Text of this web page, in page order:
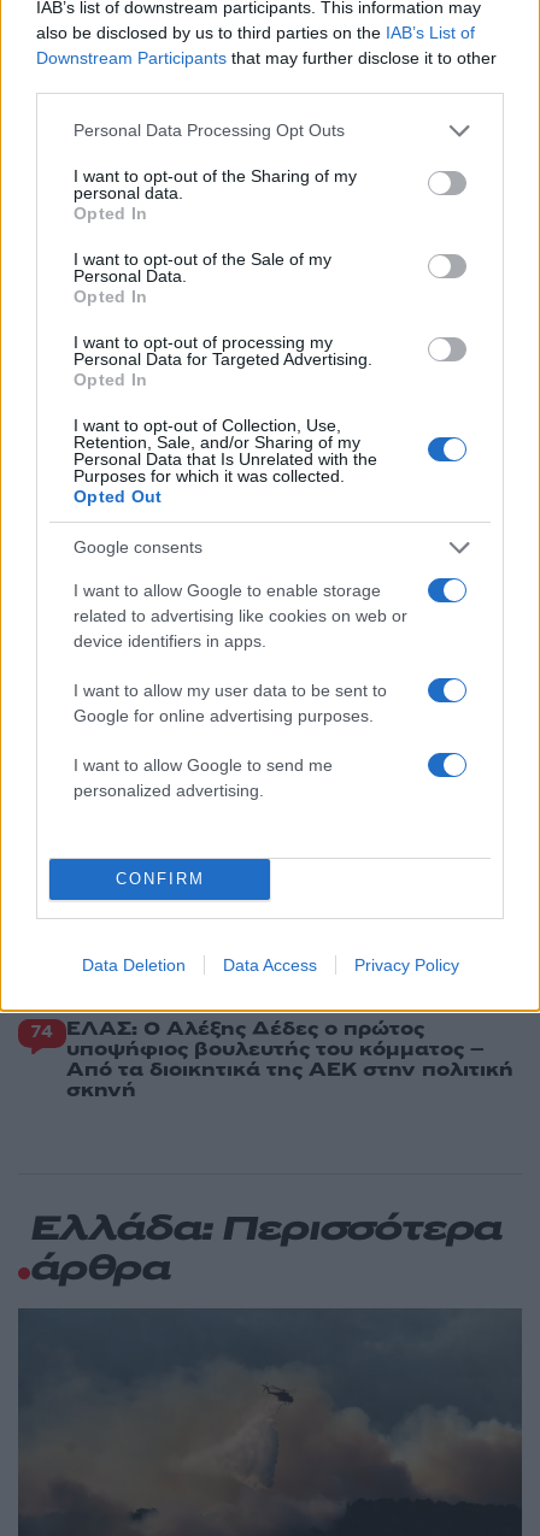
IAB’s list of downstream participants. This information may
also be disclosed by us to third parties on the IAB’s List of
Downstream Participants that may further disclose it to other
Please note that this website/app uses one or more Google
not limited to your visit or usage behaviour. You may click to
grant or deny consent to Google and its third-party tags to
use your data for below specified purposes in below Google
consent section.
Personal Data Processing Opt Outs
I want to opt-out of the Sharing of my
personal data.
Opted In
I want to opt-out of the Sale of my
Personal Data.
Opted In
I want to opt-out of processing my
Personal Data for Targeted Advertising.
Opted In
I want to opt-out of Collection, Use,
Retention, Sale, and/or Sharing of my
Personal Data that Is Unrelated with the
Purposes for which it was collected.
Opted Out
Google consents
I want to allow Google to enable storage
related to advertising like cookies on web or
device identifiers in apps.
I want to allow my user data to be sent to
Google for online advertising purposes.
I want to allow Google to send me
personalized advertising.
CONFIRM
Data Deletion Data Access Privacy Policy
Πιο δημοφιλή
Κωνσταντίνος Αργυρός και Αλεξάνδρα
Νίκα κάνουν διακοπές με πολυτελές γιοτ
με τα δύο παιδιά τους
Ελίζαμπεθ Ελέτσι και Νεκτάριος Λεμονίδης
πήγαν στον Άγιο Νεκτάριο Βούλας για να
πάρουν την ευχή για τον γιο τους
Ηφαίστειο Σαντορίνης: Ένας 15χρονος που
δεν πρόλαβε να ξεφύγει από το τσουνάμι
προϊστορικής έκρηξης
Παρκαδόρος στο Ελαφονήσι συνελήφθη
αστυνομικοί που προσποιήθηκαν τους
τουρίστες
«Φιάσκο» στη Μαδέιρα με το γάμο του
Κριστιάνο Ρονάλντο: Χιλιάδες άνθρωποι
πήγαν σε λάθος εκκλησία και προκάλεσαν
το γέλιο στον Πορτογάλο
Πιο σχολιασμένα
Βγήκαν ξανά τα μαχαίρια στην Ελπίδα
για τη Δημοκρατία: «Καρυστιανού,
Γρατσία και Γαλανός μετέτρεψαν το
κίνημα σε φοβικό αρχηγικό κόμμα»
Στην Κρήτη ο Κυριάκος Μητσοτάκης,
συνεχίζει τις ολιγοήμερες διακοπές του –
Το οικονομικό πρόγραμμα της ΕΛΑΣ που
θα παρουσιάσει ο Αλέξης Τσίπρας στη
Θεσσαλονίκη: Σχέδιο τετραετίας
σε ελικοδρόμιο – «Πάρκαραν» το
74 ΕΛΑΣ: Ο Αλέξης Δέδες ο πρώτος
υποψήφιος βουλευτής του κόμματος –
Από τα διοικητικά της ΑΕΚ στην πολιτική
σκηνή
Ελλάδα: Περισσότερα
άρθρα